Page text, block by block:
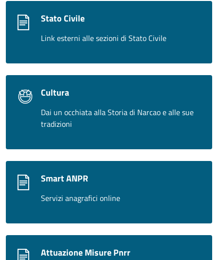
Stato Civile
Link esterni alle sezioni di Stato Civile
Cultura
Dai un occhiata alla Storia di Narcao e alle sue
tradizioni
Smart ANPR
Servizi anagrafici online
Attuazione Misure Pnrr